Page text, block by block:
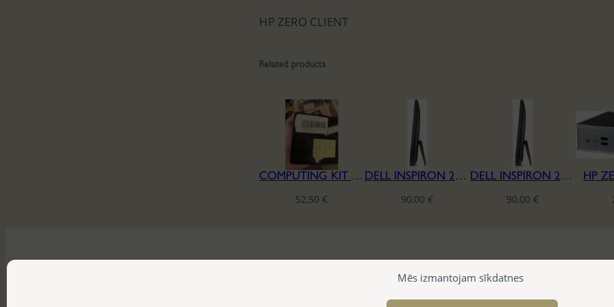
Mēs izmantojam sīkdatnes
HP ZERO CLIENT
Related products
COMPUTING KIT I3-7100U 4GB NUC7I3BNK
52,50€
DELL INSPIRON 24 3459 SERIES A10 I5-6500 4/240
90,00€
DELL INSPIRON 24 3459 SERIES A10 I5-6500 4/240
90,00€
HP